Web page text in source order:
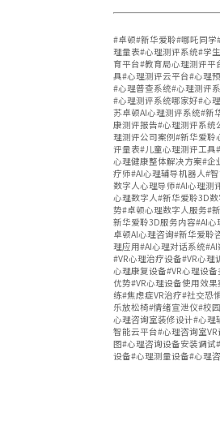
#卓顿#新华爱聆#哪吒同
理量表#心理测评系统#学
育平台#教育局心理测评平
具#心理测评云平台#心理
#心理普查系统#心理测评
#心理测评系统哪家好#心
苏卓顿AI心理测评系统#新
康测评报告#心理测评系
理测评公司案例#新华爱
评量表#儿童心理测评工
心理健康整体解决方案#企
疗师#AI心理辅导机器人#
数字人心理导师#AI心理测
心理数字人#新华爱聆3D
势#卓顿心理数字人服务#
新华爱聆3D服务内容#AI
卓顿AI心理咨询#新华爱聆
理应用#AI心理对话系统
#VR心理治疗设备#VR心
心理康复设备#VR心理设
优势#VR心理设备使用效
练#焦虑症VR治疗#社交恐
乐放松椅#情绪宣泄仪#校
心理咨询室装修设计#心
智能云平台#心理咨询室
图#心理咨询设备安装调试
设备#心理测量设备#心理